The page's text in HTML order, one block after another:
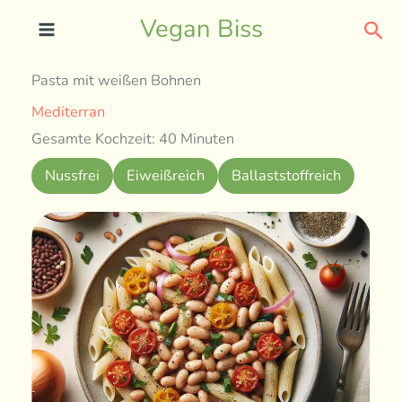
Vegan Biss
Pasta mit weißen Bohnen
Mediterran
Gesamte Kochzeit: 40 Minuten
Nussfrei
Eiweißreich Ballaststoffreich